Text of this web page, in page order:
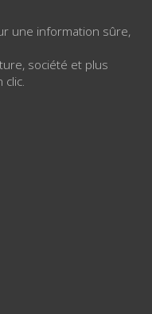
une information sûre,
société et plus